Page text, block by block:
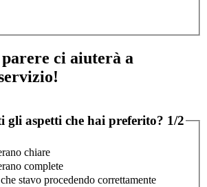
ci aiuterà a
gli aspetti che hai preferito? 1/2
chiare
complete
stavo procedendo correttamente